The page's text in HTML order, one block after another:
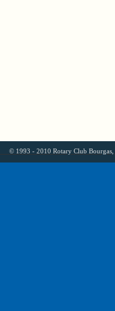
© 1993 - 2010 Rotary Club Bourgas,